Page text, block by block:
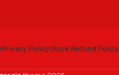
Privacy PolicyStore Refund Policy